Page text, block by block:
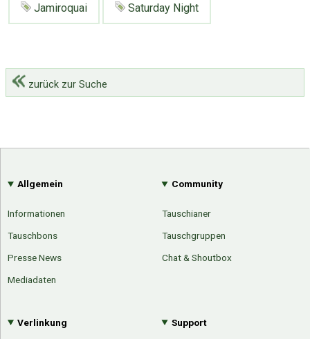
Jamiroquai Saturday Night
zurück zur Suche
Allgemein
Informationen
Tauschbons
Presse News
Mediadaten
Community
Tauschianer
Tauschgruppen
Chat & Shoutbox
Verlinkung Support